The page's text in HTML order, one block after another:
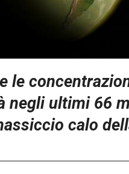
le
negli ultimi 66
calo